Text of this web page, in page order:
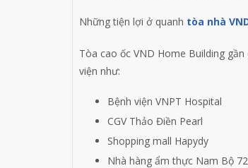
Những tiện lợi ở quanh tòa nhà
Tòa cao ốc VND Home Building
viện như:
Bệnh viện VNPT Hospital
CGV Thảo Điền Pearl
Shopping mall Hapydy
Nhà hàng ẩm thực Nam Bộ